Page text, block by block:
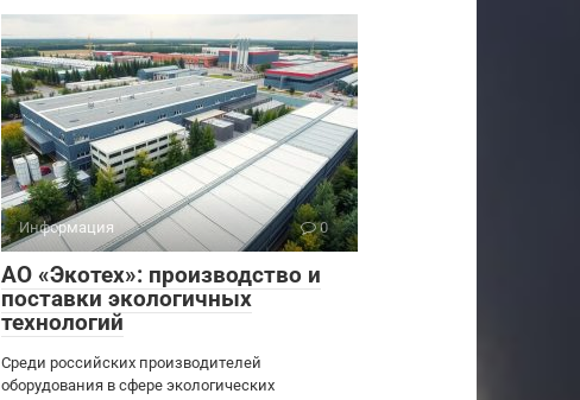
Информация 0
АО «Экотех»: производство и
поставки экологичных
технологий
Среди российских производителей
оборудования в сфере экологических